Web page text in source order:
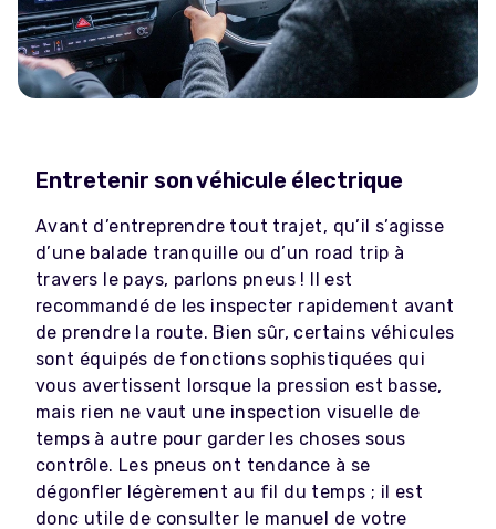
Entretenir son véhicule électrique
Avant d’entreprendre tout trajet, qu’il s’agisse
d’une balade tranquille ou d’un road trip à
travers le pays, parlons pneus ! Il est
recommandé de les inspecter rapidement avant
de prendre la route. Bien sûr, certains véhicules
sont équipés de fonctions sophistiquées qui
vous avertissent lorsque la pression est basse,
mais rien ne vaut une inspection visuelle de
temps à autre pour garder les choses sous
contrôle. Les pneus ont tendance à se
dégonfler légèrement au fil du temps ; il est
donc utile de consulter le manuel de votre